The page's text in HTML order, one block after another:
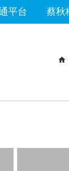
平台 蔡秋